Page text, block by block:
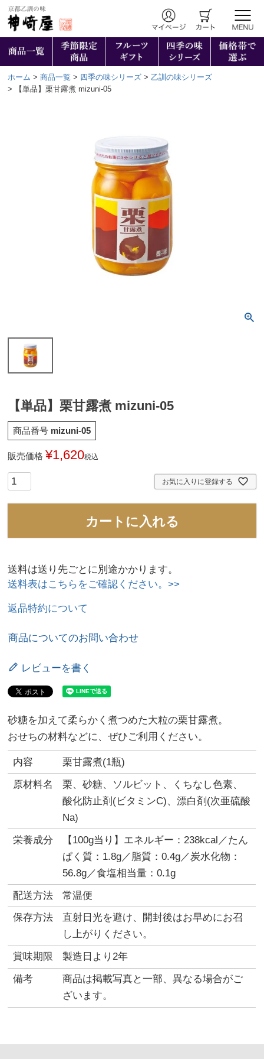
ホーム 商品一覧 四季の味シリーズ
乙訓の味シリーズ
【単品】栗甘露煮 mizuni-05
【単品】栗甘露煮 mizuni-05
商品番号 mizuni-05
販売価格 ¥1,620税込
お気に入りに登録する
カートに入れる
送料は送り先ごとに別途かかります。
送料表はこちらをご確認ください。>>
返品特約について
商品についてのお問い合わせ
レビューを書く
砂糖を加えて柔らかく煮つめた大粒の栗甘露煮。
おせちの材料などに、ぜひご利用ください。
内容
栗甘露煮(1瓶)
原材料名
栗、砂糖、ソルビット、くちなし色素、
酸化防止剤(ビタミンC)、漂白剤(次亜硫酸
Na)
栄養成分
【100g当り】エネルギー：238kcal／たん
ぱく質：1.8g／脂質：0.4g／炭水化物：
56.8g／食塩相当量：0.1g
配送方法
常温便
保存方法
直射日光を避け、開封後はお早めにお召
し上がりください。
賞味期限
製造日より2年
備考
商品は掲載写真と一部、異なる場合がご
ざいます。